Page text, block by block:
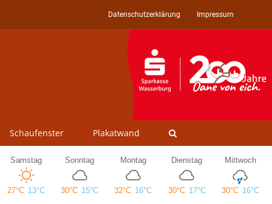
Datenschutzerklärung Impressum
Schaufenster Plakatwand